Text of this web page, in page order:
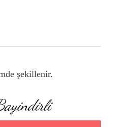
şekillenir.